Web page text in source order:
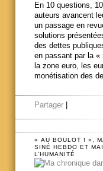
En 10 questions,
auteurs avancent
un passage en
solutions
des dettes
en passant par la «
la zone euro, les
monétisation des
Partager
« AU BOULOT ! »,
SINÉ HEBDO ET
L’HUMANITÉ